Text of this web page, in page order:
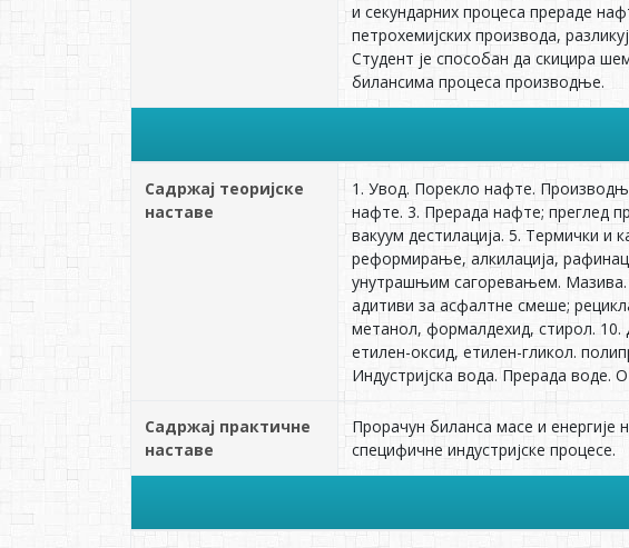
и секундарних процеса прераде
петрохемијских производа,
Студент је способан да скицира
билансима процеса производње.
Садржај теоријске
наставе
1. Увод. Порекло нафте.
нафте. 3. Прерада нафте; преглед
вакуум дестилација. 5. Термички
реформирање, алкилација,
унутрашњим сагоревањем. Мазива.
адитиви за асфалтне смеше;
метанол, формалдехид, стирол.
етилен-оксид, етилен-гликол.
Индустријска вода. Прерада воде.
Садржај практичне
наставе
Прорачун биланса масе и енергије
специфичне индустријске процесе.